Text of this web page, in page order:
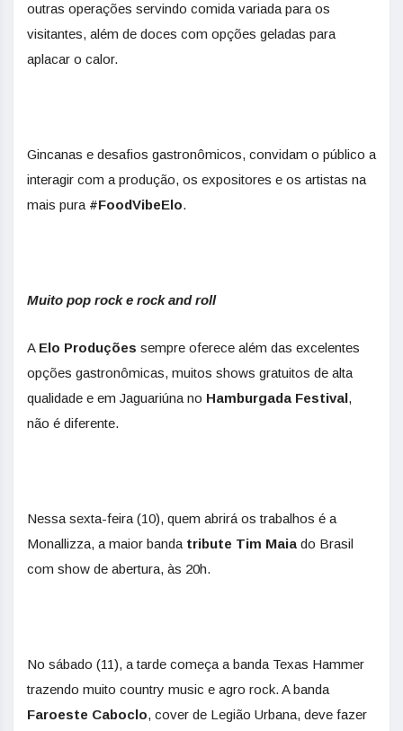
outras operações servindo comida variada para os
visitantes, além de doces com opções geladas para
aplacar o calor.
Gincanas e desafios gastronômicos, convidam o público a
interagir com a produção, os expositores e os artistas na
mais pura #FoodVibeElo.
Muito pop rock e rock and roll
A Elo Produções sempre oferece além das excelentes
opções gastronômicas, muitos shows gratuitos de alta
qualidade e em Jaguariúna no Hamburgada Festival,
não é diferente.
Nessa sexta-feira (10), quem abrirá os trabalhos é a
Monallizza, a maior banda tribute Tim Maia do Brasil
com show de abertura, às 20h.
No sábado (11), a tarde começa a banda Texas Hammer
trazendo muito country music e agro rock. A banda
Faroeste Caboclo, cover de Legião Urbana, deve fazer